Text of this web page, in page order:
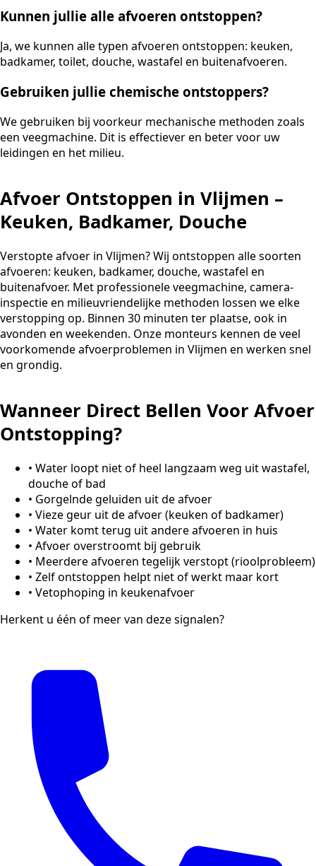
Kunnen jullie alle afvoeren ontstoppen?
Ja, we kunnen alle typen afvoeren ontstoppen: keuken,
badkamer, toilet, douche, wastafel en buitenafvoeren.
Gebruiken jullie chemische ontstoppers?
We gebruiken bij voorkeur mechanische methoden zoals
een veegmachine. Dit is effectiever en beter voor uw
leidingen en het milieu.
Afvoer Ontstoppen in Vlijmen –
Keuken, Badkamer, Douche
Verstopte afvoer in Vlijmen? Wij ontstoppen alle soorten
afvoeren: keuken, badkamer, douche, wastafel en
buitenafvoer. Met professionele veegmachine, camera-
inspectie en milieuvriendelijke methoden lossen we elke
verstopping op. Binnen 30 minuten ter plaatse, ook in
avonden en weekenden. Onze monteurs kennen de veel
voorkomende afvoerproblemen in Vlijmen en werken snel
en grondig.
Wanneer Direct Bellen Voor Afvoer
Ontstopping?
• Water loopt niet of heel langzaam weg uit wastafel,
douche of bad
• Gorgelnde geluiden uit de afvoer
• Vieze geur uit de afvoer (keuken of badkamer)
• Water komt terug uit andere afvoeren in huis
• Afvoer overstroomt bij gebruik
• Meerdere afvoeren tegelijk verstopt (rioolprobleem)
• Zelf ontstoppen helpt niet of werkt maar kort
• Vetophoping in keukenafvoer
Herkent u één of meer van deze signalen?